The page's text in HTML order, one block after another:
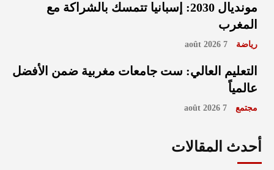
مونديال 2030: إسبانيا تتمسك بالشراكة مع
المغرب
رياضة 7 août 2026
التعليم العالي: ست جامعات مغربية ضمن الأفضل
عالمياً
مجتمع 7 août 2026
أحدث المقالات